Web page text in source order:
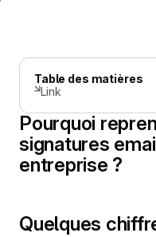
Table des matières
Link
Pourquoi
signatures
entreprise ?
Quelques